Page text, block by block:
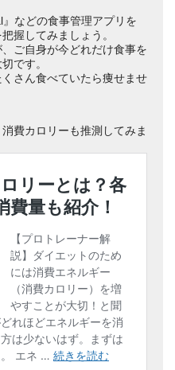
』などの食事管理アプリを
握してみましょう。
ご自身が今どれだけ食事を
です。
くさん食べていたら痩せませ
費カロリーも推測してみま